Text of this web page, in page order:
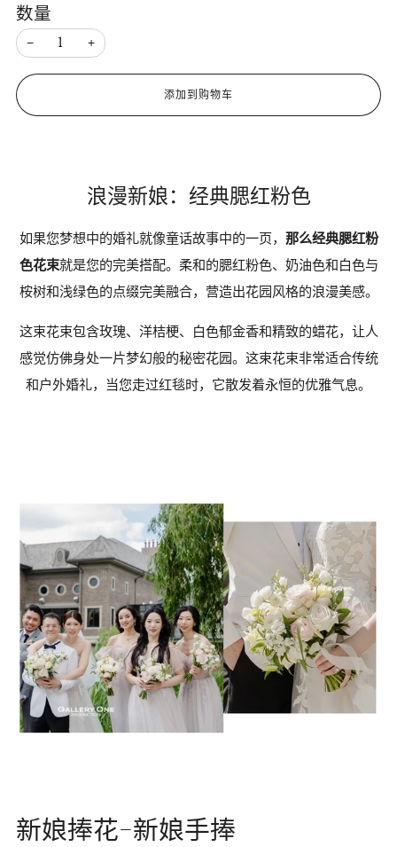
数量
− +
添加到购物车
浪漫新娘：经典腮红粉色
如果您梦想中的婚礼就像童话故事中的一页， 那么经典腮红粉
色花束就是您的完美搭配。柔和的腮红粉色、奶油色和白色与
桉树和浅绿色的点缀完美融合，营造出花园风格的浪漫美感。
这束花束包含玫瑰、洋桔梗、白色郁金香和精致的蜡花，让人
感觉仿佛身处一片梦幻般的秘密花园。这束花束非常适合传统
和户外婚礼，当您走过红毯时，它散发着永恒的优雅气息。
新娘捧花-新娘手捧